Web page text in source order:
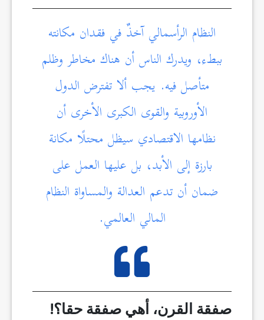
النظام الرأسمالي آخذٌ في فقدان مكانته
ببطء، ويدرك الناس أن هناك مخاطر وظلم
متأصل فيه. يجب ألا تفترض الدول
الأوروبية والقوى الكبرى الأخرى أن
نظامها الاقتصادي سيظل محتلًا مكانة
بارزة إلى الأبد، بل عليها العمل على
ضمان أن تدعم العدالة والمساواة النظام
المالي العالمي.
صفقة القرن، أهي صفقة حقا؟!